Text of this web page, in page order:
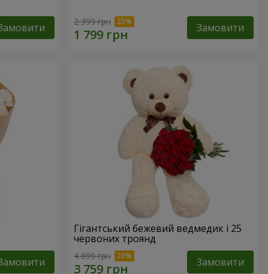
2 399 грн Замовити
Гігантський бежевий ведмедик і 25
червоних троянд
4 699 грн Замовити